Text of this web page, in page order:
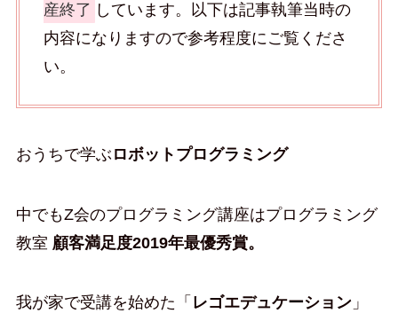
産終了 しています。以下は記事執筆当時の
内容になりますので参考程度にご覧くださ
い。
おうちで学ぶ ロボットプログラミング
中でもZ会のプログラミング講座はプログラミング
教室 顧客満足度2019年最優秀賞。
我が家で受講を始めた「 レゴエデュケーション」